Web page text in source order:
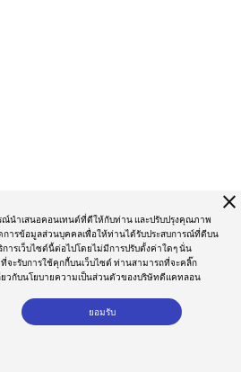
close
ณ์นำเสนอคอนเทนต์ที่ดีให้กับท่าน และปรับปรุงคุณภาพ
การข้อมูลส่วนบุคคลเพื่อให้ท่านได้รับประสบการณ์ที่ดีบน
การเว็บไซต์นี้ต่อไปโดยไม่มีการปรับตั้งค่าใดๆ นั่น
ะรับการใช้คุกกี้บนเว็บไซต์ ท่านสามารถที่จะคลิ๊ก
กี่ยวกับนโยบายความเป็นส่วนตัวของบริษัทดีแคทลอน
ยอมรับ